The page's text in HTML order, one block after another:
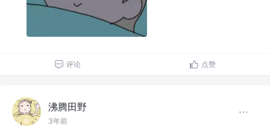
评论 点赞
沸腾田野
3年前